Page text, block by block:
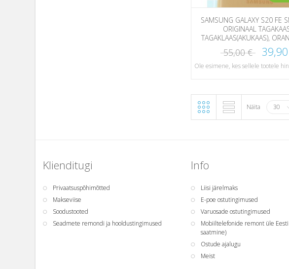
SAMSUNG GALAXY S20 FE
ORIGINAAL
TAGAKLAAS(AKUKAAS),
24263F CLOUD O...
55,00 €
Ole esimene, kes sellele tootele
Näita 30
Klienditugi
Privaatsuspõhimõtted
Makseviise
Soodustooted
Seadmete remondi ja hooldustingimused
Info
Liisi järelmaks
E-poe ostutingimused
Varuosade ostutingimused
Mobiiltelefonide remont üle Eesti
saatmine)
Ostude ajalugu
Meist